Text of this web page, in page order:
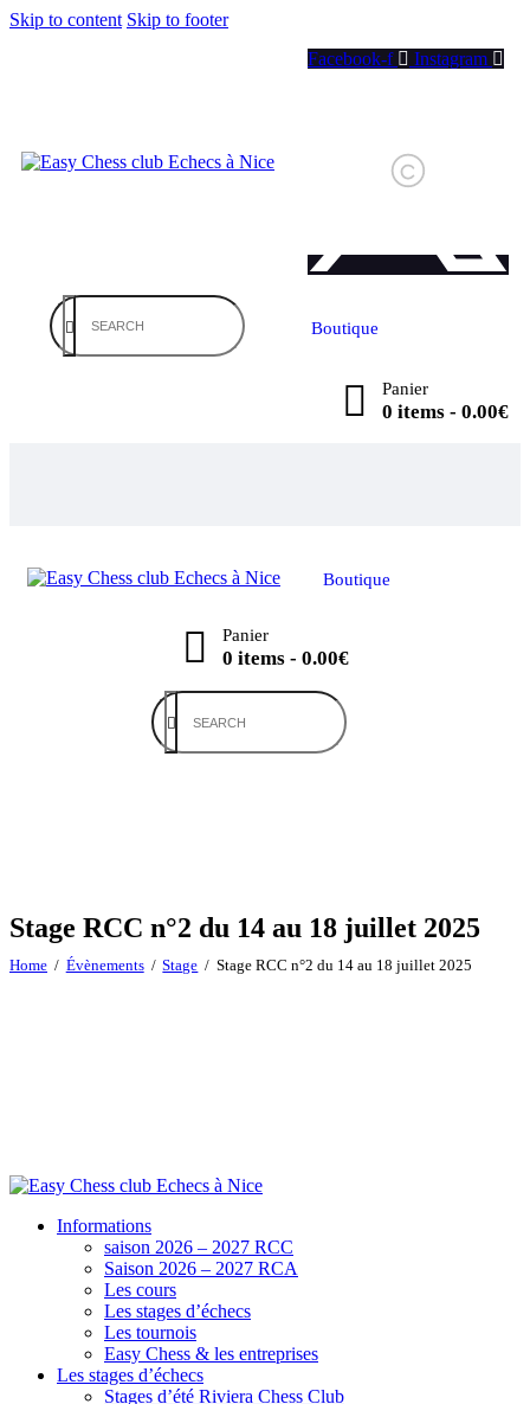
Skip to content Skip to footer
Facebook-f
Instagram
Boutique
Panier
0 items - 0.00€
Boutique
Panier
0 items- 0.00€
Stage RCC n°2 du 14 au 18 juillet 2025
Home Évènements Stage Stage RCC n°2 du 14 au 18 juillet 2025
Informations
saison 2026 – 2027 RCC
Saison 2026 – 2027 RCA
Les cours
Les stages d’échecs
Les tournois
Easy Chess & les entreprises
Les stages d’échecs
Stages d’été Riviera Chess Club